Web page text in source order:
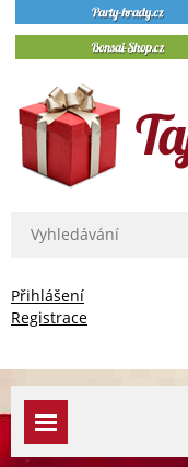
Přihlášení
Registrace